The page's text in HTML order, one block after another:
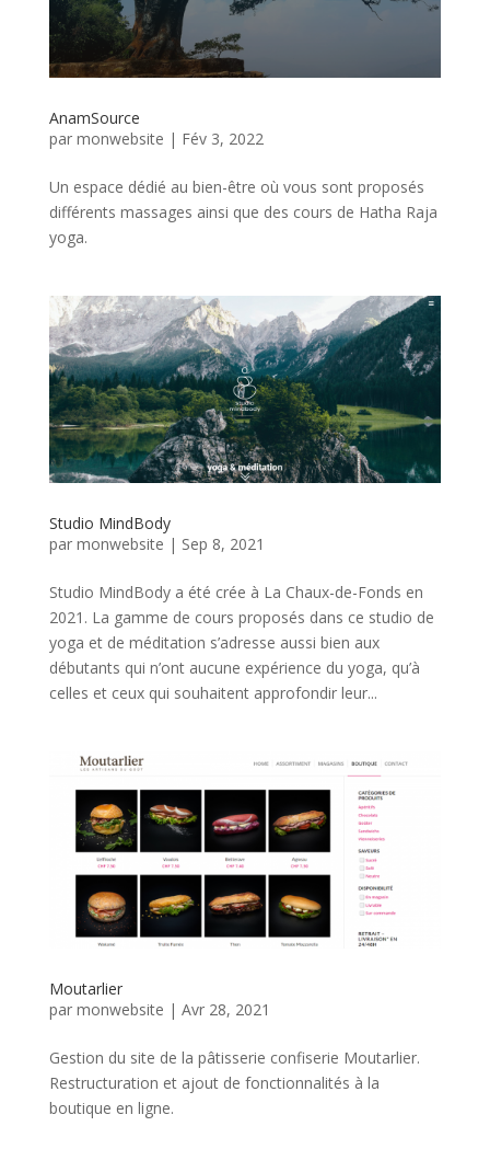
AnamSource
par monwebsite | Fév 3, 2022
Un espace dédié au bien-être où vous sont proposés
différents massages ainsi que des cours de Hatha Raja
yoga.
Studio MindBody
par monwebsite | Sep 8, 2021
Studio MindBody a été crée à La Chaux-de-Fonds en
2021. La gamme de cours proposés dans ce studio de
yoga et de méditation s’adresse aussi bien aux
débutants qui n’ont aucune expérience du yoga, qu’à
celles et ceux qui souhaitent approfondir leur...
Moutarlier
par monwebsite | Avr 28, 2021
Gestion du site de la pâtisserie confiserie Moutarlier.
Restructuration et ajout de fonctionnalités à la
boutique en ligne.